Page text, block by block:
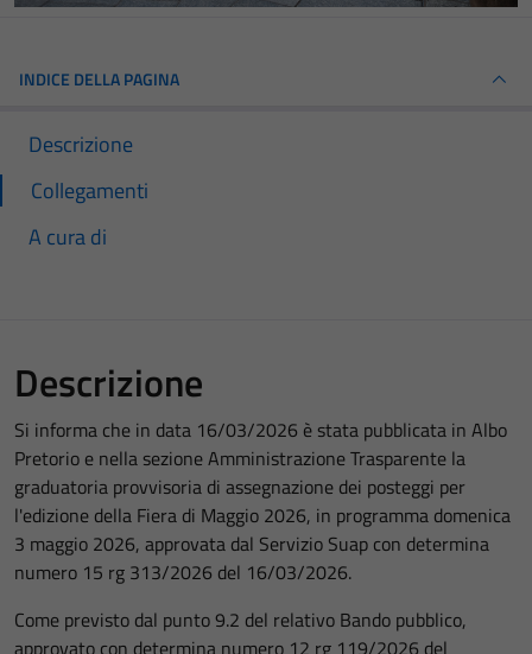
INDICE DELLA PAGINA
Descrizione
Collegamenti
A cura di
Descrizione
Si informa che in data 16/03/2026 è stata pubblicata in Albo
Pretorio e nella sezione Amministrazione Trasparente la
graduatoria provvisoria di assegnazione dei posteggi per
l'edizione della Fiera di Maggio 2026, in programma domenica
3 maggio 2026, approvata dal Servizio Suap con determina
numero 15 rg 313/2026 del 16/03/2026.
Come previsto dal punto 9.2 del relativo Bando pubblico,